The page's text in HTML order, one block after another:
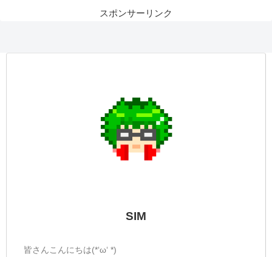
スポンサーリンク
SIM
皆さんこんにちは(*‘ω‘ *)